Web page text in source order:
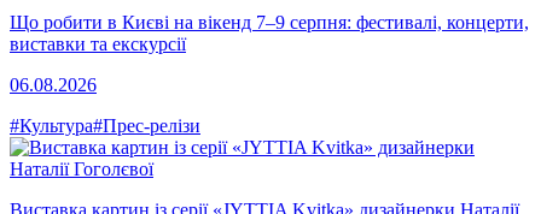
Що робити в Києві на вікенд 7–9 серпня: фестивалі, концерти,
виставки та екскурсії
06.08.2026
#Культура#Прес-релізи
Виставка картин із серії «JYTTIA Kvitka» дизайнерки Наталії